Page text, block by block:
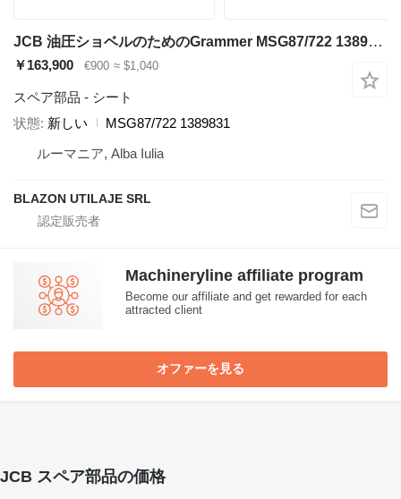
JCB 油圧ショベルのためのGrammer MSG87/722 1389831 シート
￥163,900 €900 ≈ $1,040
スペア部品 - シート
状態 新しい
MSG87/722 1389831
ルーマニア, Alba Iulia
BLAZON UTILAJE SRL
Machineryline affiliate program
Become our affiliate and get rewarded for each
attracted client
オファーを見る
JCB スペア部品の価格